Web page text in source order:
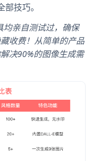
技巧。
亲自测试过，确保
收费！从简单的产品
决90%的图像生成需